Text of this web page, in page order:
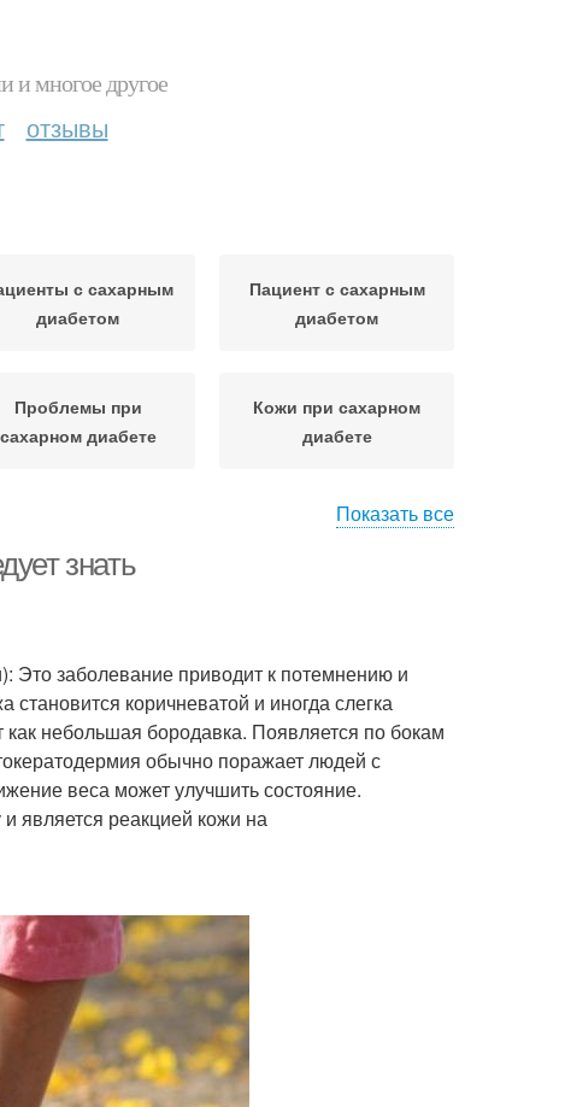
и многое другое
отзывы
с сахарным
диабетом
Пациент с сахарным
диабетом
Проблемы при
сахарном диабете
Кожи при сахарном
диабете
Показать все
знать
Это заболевание приводит к потемнению и
коричневатой и иногда слегка
небольшая бородавка. Появляется по бокам
обычно поражает людей с
веса может улучшить состояние.
является реакцией кожи на